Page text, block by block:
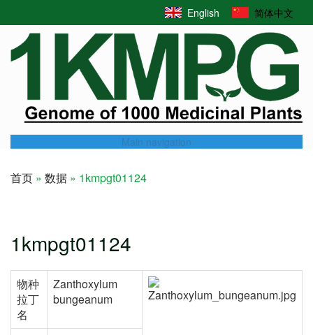
content
English 简体中文
Main navigation
首页 数据 1kmpgt01124
1kmpgt01124
物种
拉丁
名
Zanthoxylum
bungeanum